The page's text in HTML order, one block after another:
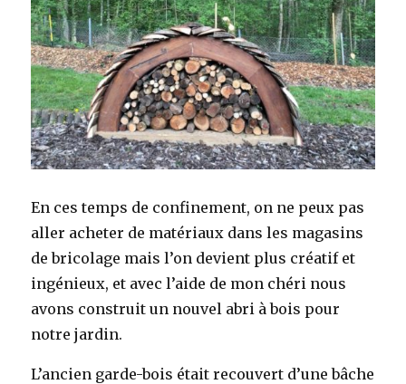
En ces temps de confinement, on ne peux pas
aller acheter de matériaux dans les magasins
de bricolage mais l’on devient plus créatif et
ingénieux, et avec l’aide de mon chéri nous
avons construit un nouvel abri à bois pour
notre jardin.
L’ancien garde-bois était recouvert d’une bâche